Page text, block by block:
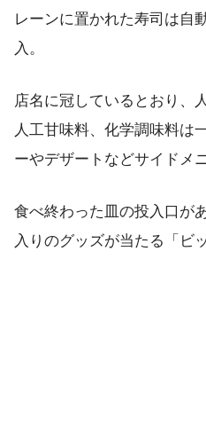
レーンに置かれた寿司は自
入。
店名に冠しているとおり、
人工甘味料、化学調味料は
ーやデザートなどサイドメ
食べ終わった皿の投入口が
入りのグッズが当たる「ビ